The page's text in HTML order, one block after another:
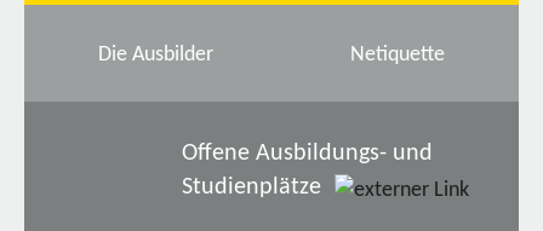
Die Ausbilder Netiquette
Offene Ausbildungs- und
Studienplätze